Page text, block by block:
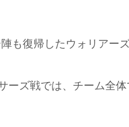
も復帰したウォリアーズ
ーズ戦では、チーム全